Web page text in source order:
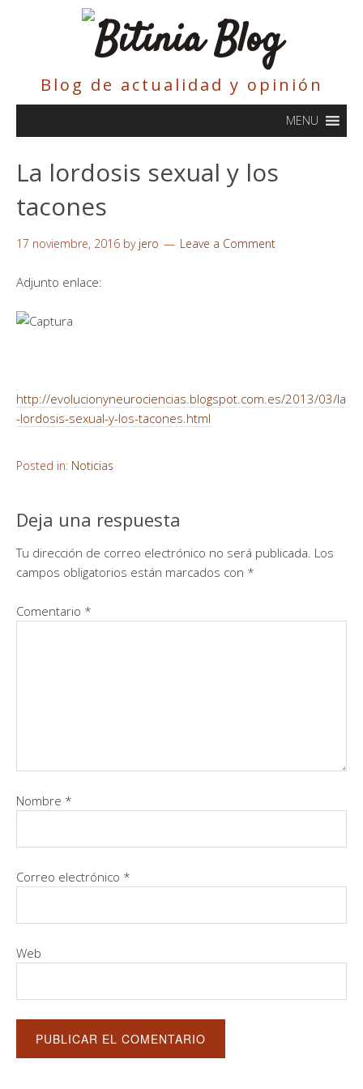
Blog de actualidad y opinión
MENU
La lordosis sexual y los
tacones
17 noviembre, 2016 by jero Leave a Comment
Adjunto enlace:
http://evolucionyneurociencias.blogspot.com.es/2013/03/la
-lordosis-sexual-y-los-tacones.html
Posted in: Noticias
Deja una respuesta
Tu dirección de correo electrónico no será publicada. Los
campos obligatorios están marcados con *
Comentario *
Nombre *
Correo electrónico *
Web